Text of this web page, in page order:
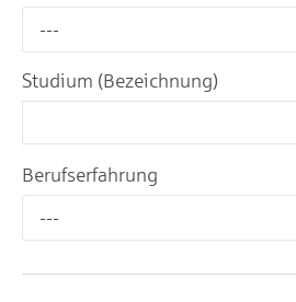
---
Studium (Bezeichnung)
Berufserfahrung
---